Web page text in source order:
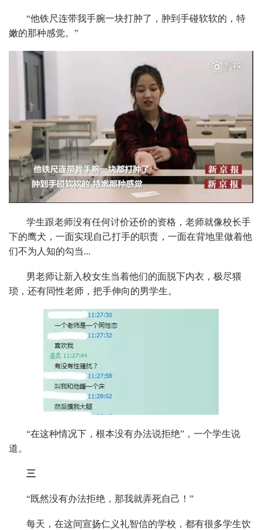
“他铁尺连带我手腕一块打肿了，肿到手碰软软的，特
嫩的那种感觉。”
学生跟老师没有任何讨价还价的资格，老师就像校长手
下的鹰犬，一面实现自己打手的职责，一面在背地里做着他
们不为人知的勾当...
男老师让新入校女生当着他们的面脱下内衣，极尽猥
琐，还有同性老师，把手伸向的男学生。
“在这种情况下，根本没有办法说拒绝”，一个学生说
道。
三
“既然没有办法拒绝，那我就弄死自己！”
每天，在这间宣扬仁义礼智信的学校，都有很多学生饮